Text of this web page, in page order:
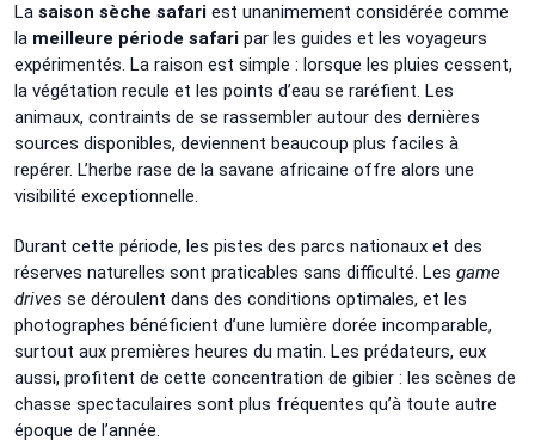
La saison sèche safari est unanimement considérée comme
la meilleure période safari par les guides et les voyageurs
expérimentés. La raison est simple : lorsque les pluies cessent,
la végétation recule et les points d’eau se raréfient. Les
animaux, contraints de se rassembler autour des dernières
sources disponibles, deviennent beaucoup plus faciles à
repérer. L’herbe rase de la savane africaine offre alors une
visibilité exceptionnelle.
Durant cette période, les pistes des parcs nationaux et des
réserves naturelles sont praticables sans difficulté. Les game
drives se déroulent dans des conditions optimales, et les
photographes bénéficient d’une lumière dorée incomparable,
surtout aux premières heures du matin. Les prédateurs, eux
aussi, profitent de cette concentration de gibier : les scènes de
chasse spectaculaires sont plus fréquentes qu’à toute autre
époque de l’année.